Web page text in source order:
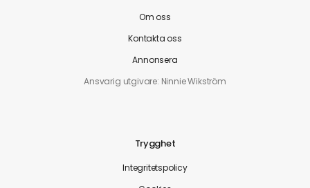
Om oss
Kontakta oss
Annonsera
Ansvarig utgivare: Ninnie Wikström
Trygghet
Integritetspolicy